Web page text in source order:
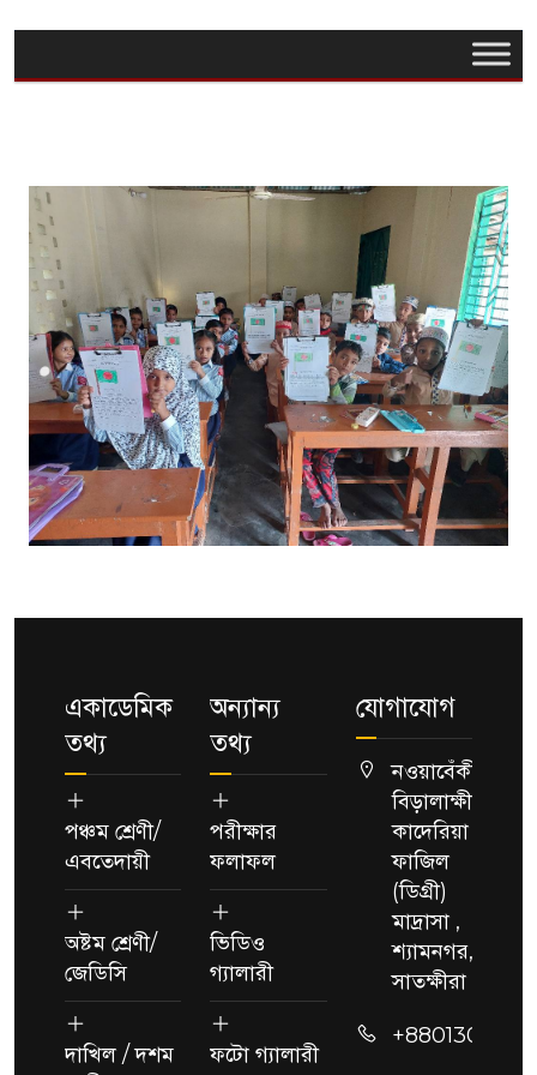
একাডেমিক
তথ্য
পঞ্চম শ্রেণী/
এবতেদায়ী
অষ্টম শ্রেণী/
জেডিসি
দাখিল / দশম
অন্যান্য
তথ্য
পরীক্ষার
ফলাফল
ভিডিও
গ্যালারী
ফটো গ্যালারী
যোগাযোগ
নওয়াবেঁকী
বিড়ালাক্ষী
কাদেরিয়া
ফাজিল
(ডিগ্রী)
মাদ্রাসা ,
শ্যামনগর,
সাতক্ষীরা